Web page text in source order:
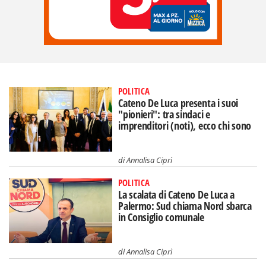
POLITICA
Cateno De Luca presenta i suoi
"pionieri": tra sindaci e
imprenditori (noti), ecco chi sono
diAnnalisa Ciprì
POLITICA
La scalata di Cateno De Luca a
Palermo: Sud chiama Nord sbarca
in Consiglio comunale
diAnnalisa Ciprì